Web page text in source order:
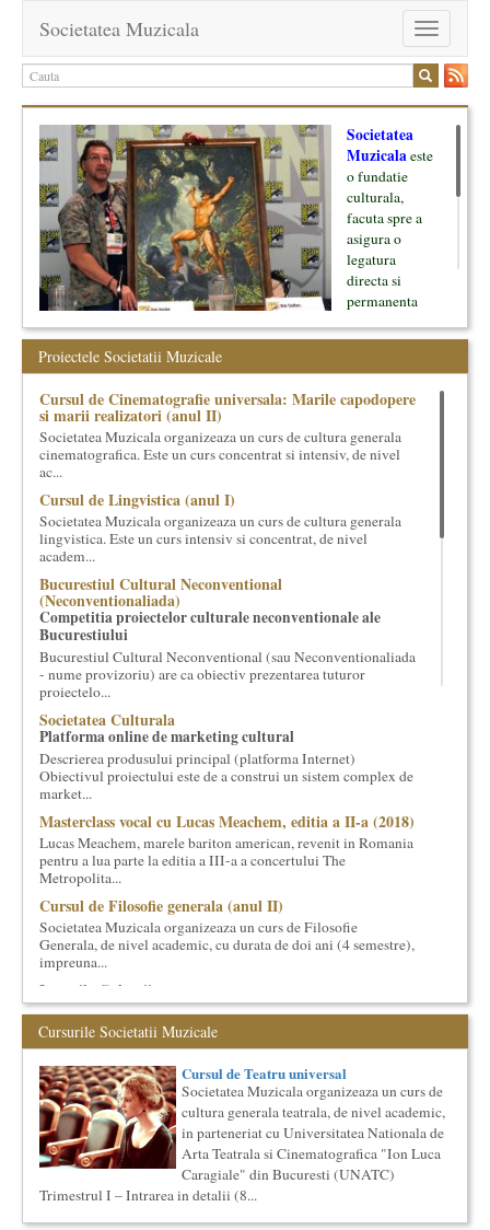
Toggle
navigation
Societatea Muzicala
Societatea
Muzicalaeste
o fundatie
culturala,
facuta spre a
asigura o
legatura
directa si
permanenta
oamenii ei, pe
inceput cu muzica clasica - si de aici numele -, insa acum
dezvoltam proiecte si in alte domenii ale culturii.
Facem management cultural, dezvoltam si administram proiecte
cultural si consultanta. Organizam concursuri, concerte si
evenimente culturale, private sau publice, tinem cursuri de
cultura generala muzicala, teatrala, filosofica si de alte feluri.
cei care il finantateaza sunt in rubricile de mai jos.
Proiectele Societatii Muzicale
Cursul de Cinematografie universala: Marile capodopere
si marii realizatori (anul II)
Societatea Muzicala organizeaza un curs de cultura generala
cinematografica. Este un curs concentrat si intensiv, de nivel
ac...
Cursul de Lingvistica (anul I)
Societatea Muzicala organizeaza un curs de cultura generala
lingvistica. Este un curs intensiv si concentrat, de nivel
academ...
Bucurestiul Cultural Neconventional
(Neconventionaliada)
Competitia proiectelor culturale neconventionale ale
Bucurestiului
Bucurestiul Cultural Neconventional (sau Neconventionaliada
- nume provizoriu) are ca obiectiv prezentarea tuturor
proiectelo...
Societatea Culturala
Platforma online de marketing cultural
Descrierea produsului principal (platforma Internet)
Obiectivul proiectului este de a construi un sistem complex de
market...
Masterclass vocal cu Lucas Meachem, editia a II-a (2018)
Lucas Meachem, marele bariton american, revenit in Romania
pentru a lua parte la editia a III-a a concertului The
Metropolita...
Cursul de Filosofie generala (anul II)
Societatea Muzicala organizeaza un curs de Filosofie
Generala, de nivel academic, cu durata de doi ani (4 semestre),
impreuna...
Locurile Culturii
Catalogul spatiilor in care se pot desfasura evenimente
culturale
Proiect lansat de catre Societatea Muzicala, conceput initial
pentru catalogarea spatiilor (interioare) din Bucuresti in care...
Cursul de Arta universala: Marile capodopere
Societatea Muzicala organizeaza un curs de arta universala:
"Marile capodopere ale umanitatii". Este un curs intensiv si
con...
O bucatarie ca-n filme
Carte – Film – Mancare boiereasca Lansarea cartii O bucatarie
Cursurile Societatii Muzicale
Cursul de Teatru universal
Societatea Muzicala organizeaza un curs de
cultura generala teatrala, de nivel academic,
in parteneriat cu Universitatea Nationala de
Arta Teatrala si Cinematografica "Ion Luca
Caragiale" din Bucuresti (UNATC)
Trimestrul I – Intrarea in detalii (8...